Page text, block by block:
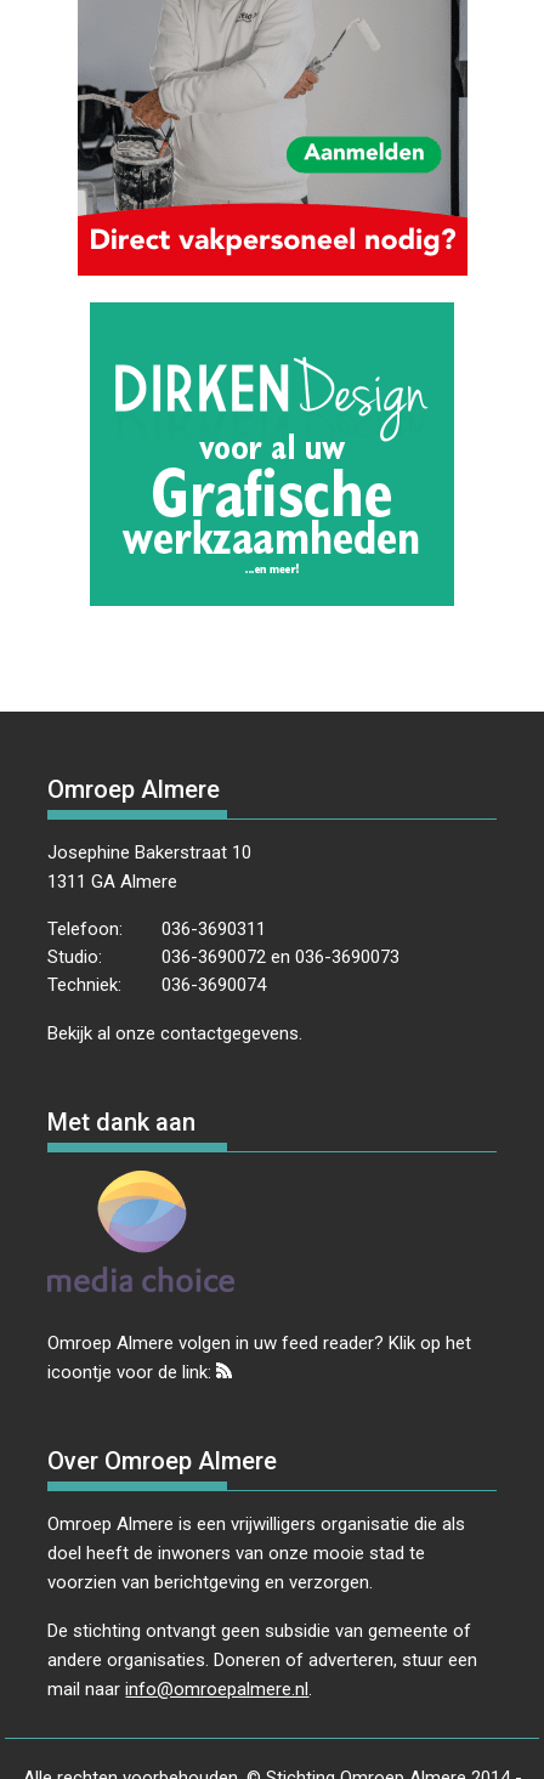
Omroep Almere
Josephine Bakerstraat 10
1311 GA Almere
Telefoon:
036-3690311
Studio:
036-3690072 en 036-3690073
Techniek:
036-3690074
Bekijk al onzecontactgegevens
Met dank aan
Omroep Almere volgen in uw feed reader? Klik op het
icoontje voor de link:
Over Omroep Almere
Omroep Almere is een vrijwilligers organisatie die als
doel heeft de inwoners van onze mooie stad te
voorzien van berichtgeving en verzorgen.
De stichting ontvangt geen subsidie van gemeente of
andere organisaties. Doneren of adverteren, stuur een
mail naarinfo@omroepalmere.nl.